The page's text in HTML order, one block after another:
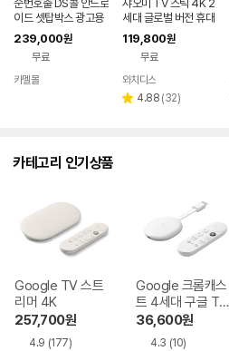
순번호출 DS콜 안드로
이드 셋탑박스 광고용
플레이어 카멜 AP201
0+DSCall
239,000원
무료
카멜몰
샤오미 TV 스틱 4K 2
세대 글로벌 버전 휴대
용 셋톱+리모컨 구글T
V 탑재
119,800원
무료
페이
와치디스
별 4.88 리
(32)
카테고리 인기상품
Google TV 스트
리머 4K
257,700원
4.9 (177)
Google 크롬캐스
트 4세대 구글 TV
4K
36,600원
4.3 (10)